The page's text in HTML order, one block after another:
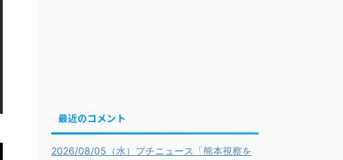
最近のコメント
2026/08/05（水）プチニュース「熊本視察を